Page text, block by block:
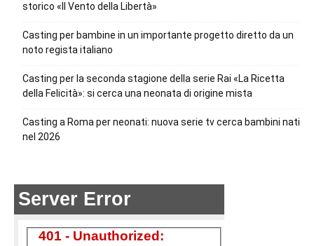
storico «Il Vento della Libertà»
Casting per bambine in un importante progetto diretto da un
noto regista italiano
Casting per la seconda stagione della serie Rai «La Ricetta
della Felicità»: si cerca una neonata di origine mista
Casting a Roma per neonati: nuova serie tv cerca bambini nati
nel 2026